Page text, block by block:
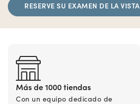
RESERVE SU EXAMEN DE LA VISTA
Más de 1000 tiendas
Con un equipo dedicado de